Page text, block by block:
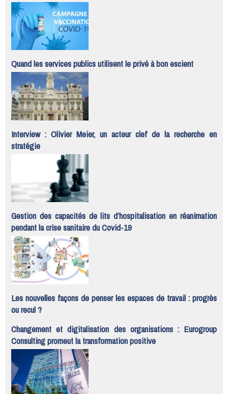
Quand les services publics utilisent le privé à bon escient
Interview : Olivier Meier, un acteur clef de la recherche en
stratégie
Gestion des capacités de lits d’hospitalisation en réanimation
pendant la crise sanitaire du Covid-19
Les nouvelles façons de penser les espaces de travail : progrès
ou recul ?
Changement et digitalisation des organisations : Eurogroup
Consulting promeut la transformation positive